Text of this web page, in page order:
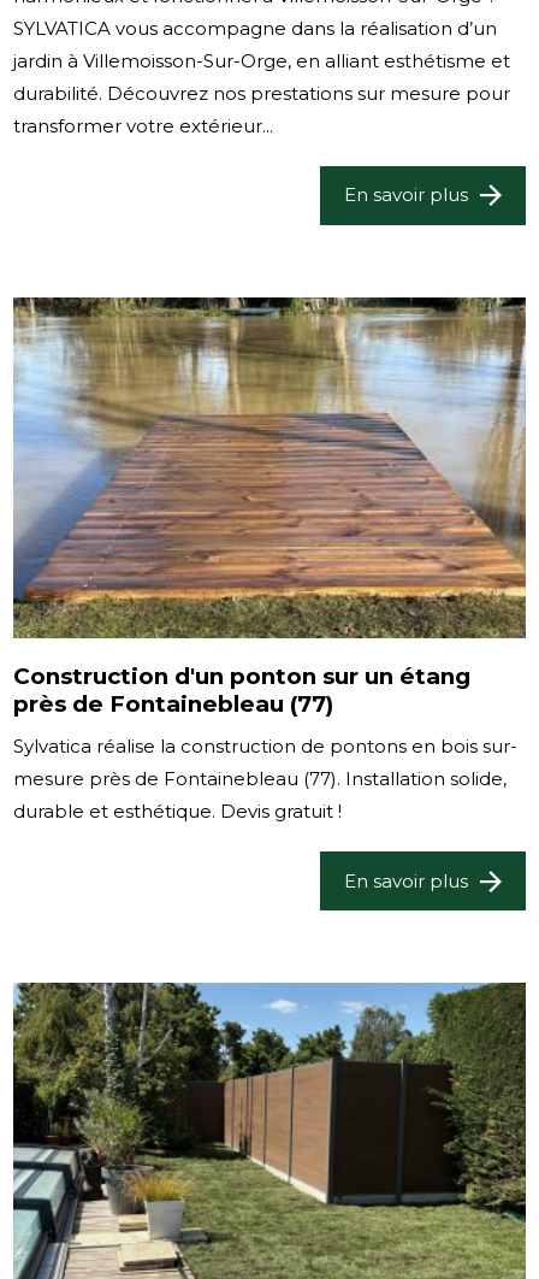
SYLVATICA vous accompagne dans la réalisation d’un
jardin à Villemoisson-Sur-Orge, en alliant esthétisme et
durabilité. Découvrez nos prestations sur mesure pour
transformer votre extérieur...
En savoir plus
Construction d'un ponton sur un étang
près de Fontainebleau (77)
Sylvatica réalise la construction de pontons en bois sur-
mesure près de Fontainebleau (77). Installation solide,
durable et esthétique. Devis gratuit !
En savoir plus